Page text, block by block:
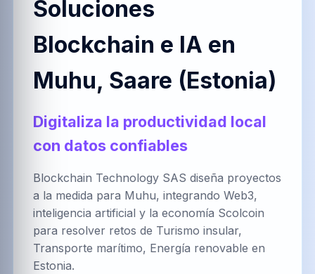
ZH JA
العربية Brezhoneg 한국어
PT-BR
Português
(Brasil)
NL
Nederlands
HR
Hrvatski
Soluciones
Blockchain e IA en
Muhu, Saare (Estonia)
Digitaliza la productividad local
con datos confiables
Blockchain Technology SAS diseña proyectos
a la medida para Muhu, integrando Web3,
inteligencia artificial y la economía Scolcoin
para resolver retos de Turismo insular,
Transporte marítimo, Energía renovable en
Estonia.